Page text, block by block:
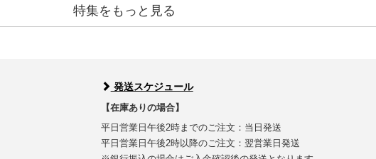
特集をもっと見る
発送スケジュール
【在庫ありの場合】
平日営業日午後2時までのご注文：当日発送
平日営業日午後2時以降のご注文：翌営業日発送